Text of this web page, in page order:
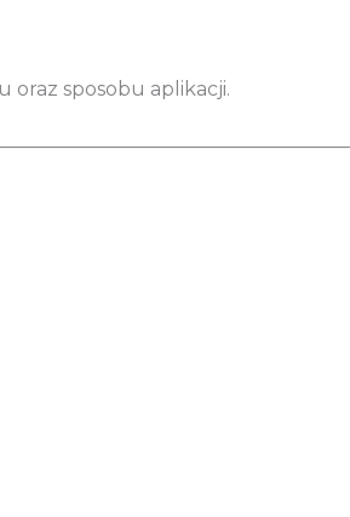
oraz sposobu aplikacji.